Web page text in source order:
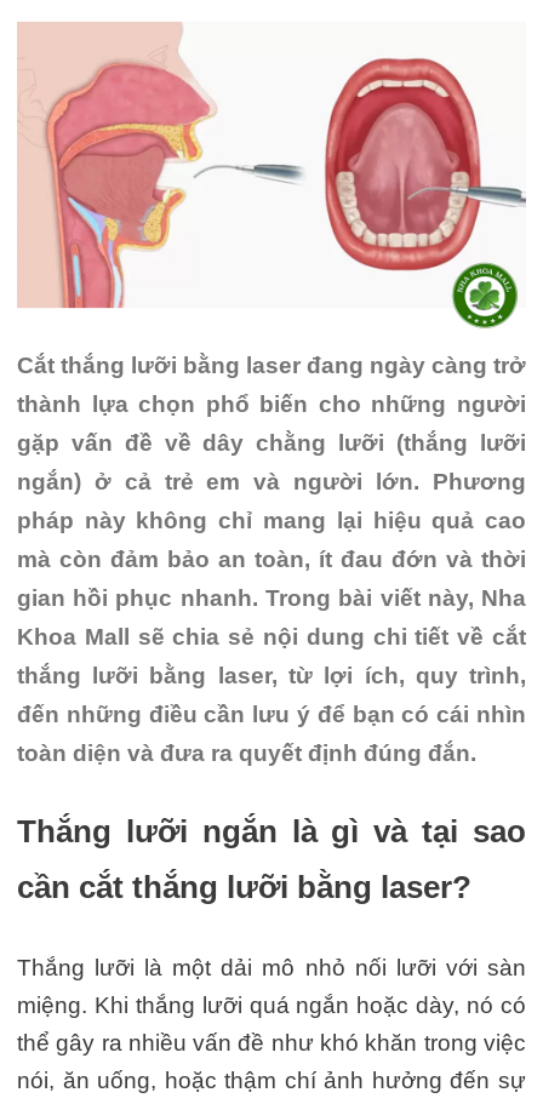
Cắt thắng lưỡi bằng laser đang ngày càng trở
thành lựa chọn phổ biến cho những người
gặp vấn đề về dây chằng lưỡi (thắng lưỡi
ngắn) ở cả trẻ em và người lớn. Phương
pháp này không chỉ mang lại hiệu quả cao
mà còn đảm bảo an toàn, ít đau đớn và thời
gian hồi phục nhanh. Trong bài viết này, Nha
Khoa Mall sẽ chia sẻ nội dung chi tiết về cắt
thắng lưỡi bằng laser, từ lợi ích, quy trình,
đến những điều cần lưu ý để bạn có cái nhìn
toàn diện và đưa ra quyết định đúng đắn.
Thắng lưỡi ngắn là gì và tại sao
cần cắt thắng lưỡi bằng laser?
Thắng lưỡi là một dải mô nhỏ nối lưỡi với sàn
miệng. Khi thắng lưỡi quá ngắn hoặc dày, nó có
thể gây ra nhiều vấn đề như khó khăn trong việc
nói, ăn uống, hoặc thậm chí ảnh hưởng đến sự